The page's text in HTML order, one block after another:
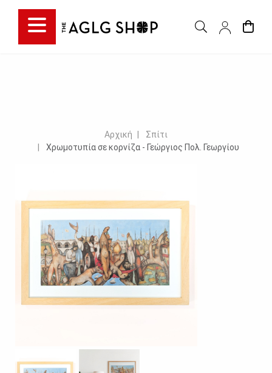
Αρχική
Σπίτι
Χρωμοτυπία σε κορνίζα - Γεώργιος Πολ. Γεωργίου